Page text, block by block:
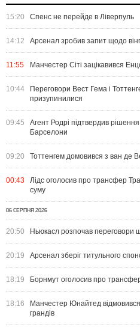
15:20 Спенс не перейде в Ліверпуль
14:12 Арсенал зробив запит щодо
11:55 Манчестер Сіті зацікавився
10:44
Переговори Вест Гема і
призупинилися
09:45
Агент Родрі підтвердив
Барселони
09:20 Тоттенгем домовився з ван де
00:43
Лідс оголосив про трансфер
суму
06 СЕРПНЯ 2026
20:50 Ньюкасл розпочав переговори
20:19 Арсенал зберіг титульного
18:19 Борнмут оголосив про
18:16
Манчестер Юнайтед
грандів